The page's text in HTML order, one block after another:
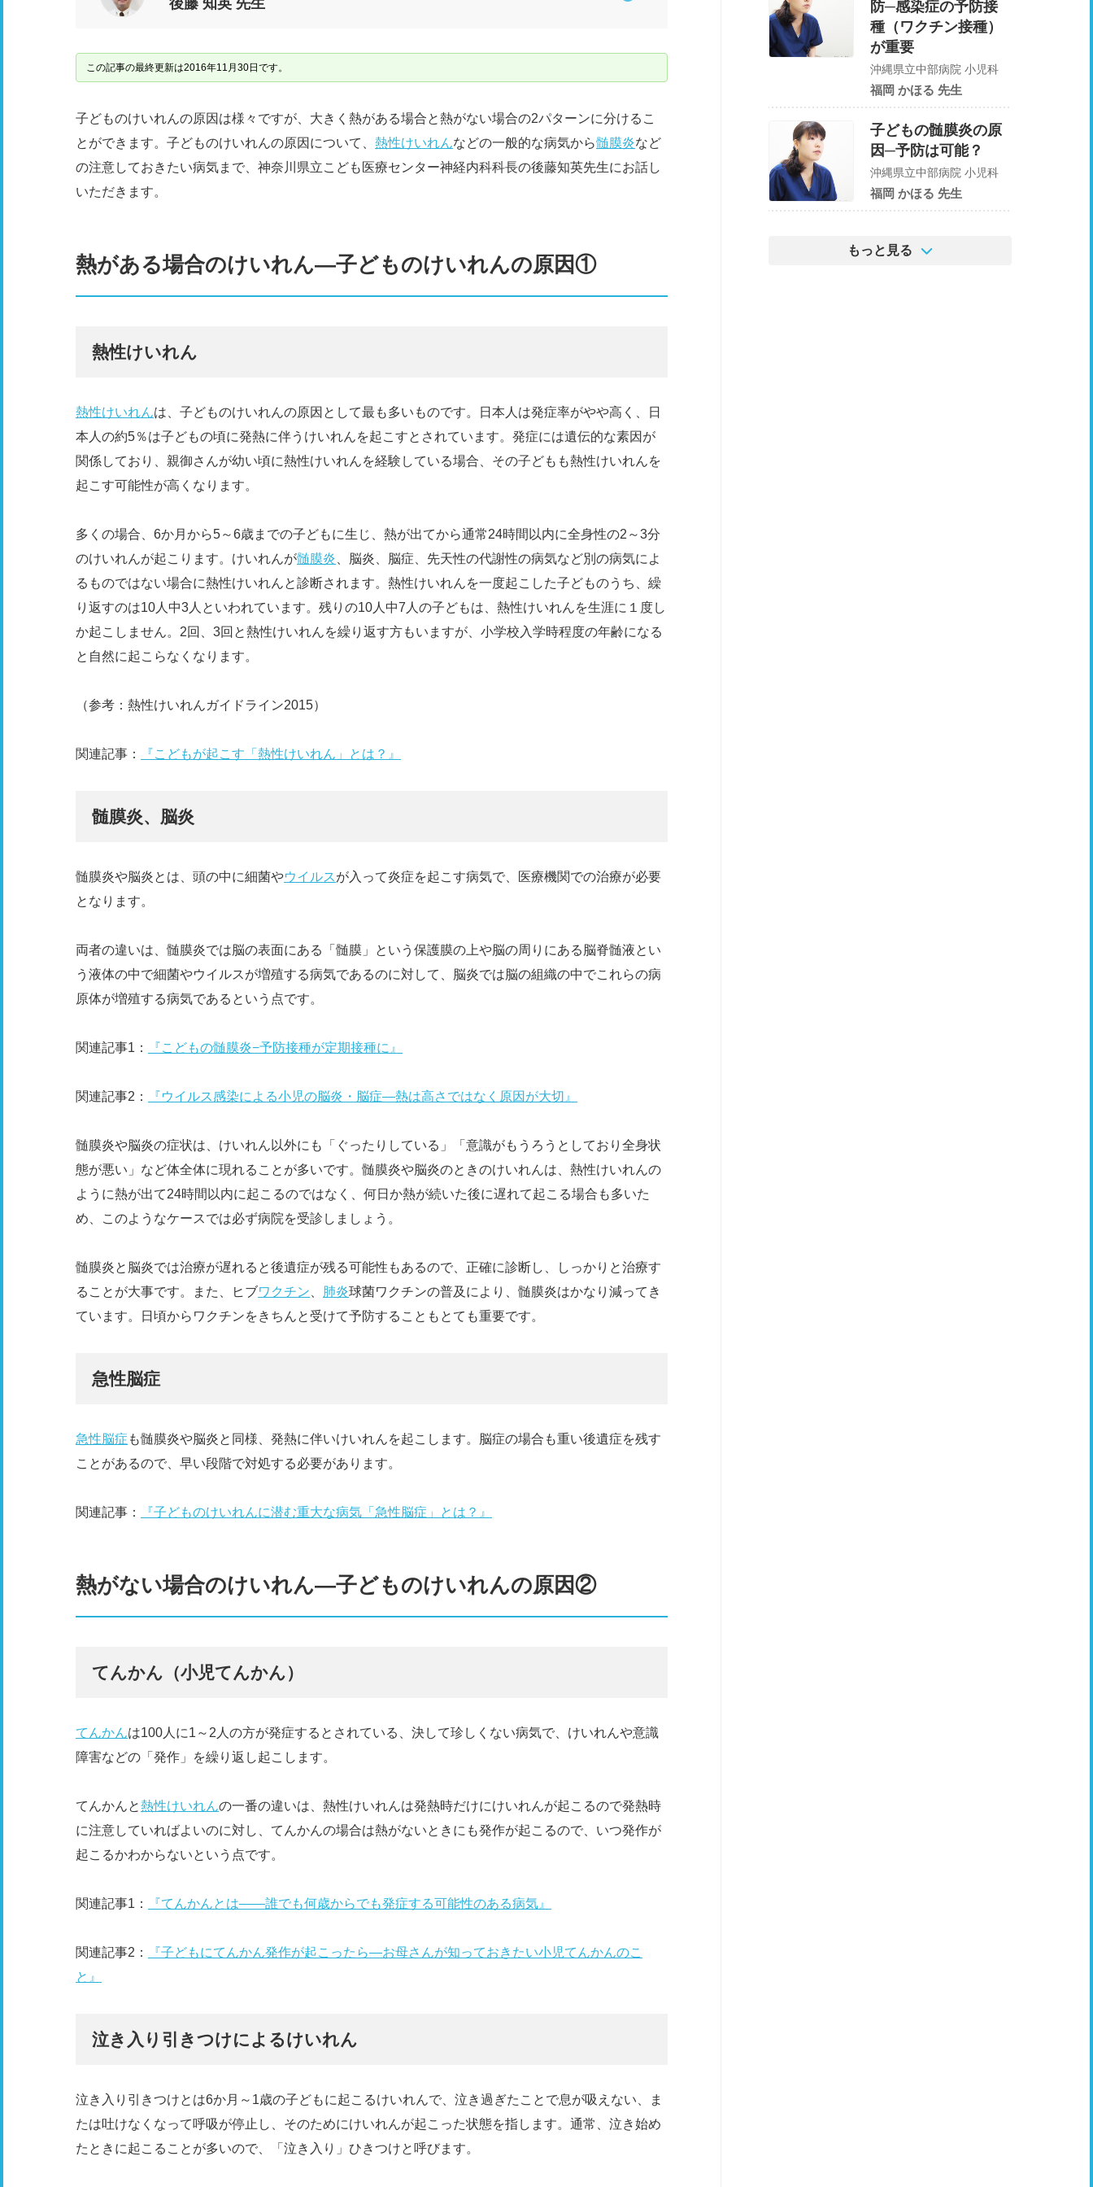
後藤 知英 先生
この記事の最終更新は2016年11月30日です。
子どものけいれんの原因は様々ですが、大きく熱がある場合と熱がない場合の2パターンに分けるこ
とができます。子どものけいれんの原因について、 熱性けいれんなどの一般的な病気から髄膜炎など
の注意しておきたい病気まで、神奈川県立こども医療センター神経内科科長の後藤知英先生にお話し
いただきます。
熱がある場合のけいれん―子どものけいれんの原因①
熱性けいれん
熱性けいれんは、子どものけいれんの原因として最も多いものです。日本人は発症率がやや高く、日
本人の約5％は子どもの頃に発熱に伴うけいれんを起こすとされています。発症には遺伝的な素因が
関係しており、親御さんが幼い頃に熱性けいれんを経験している場合、その子どもも熱性けいれんを
起こす可能性が高くなります。
多くの場合、6か月から5～6歳までの子どもに生じ、熱が出てから通常24時間以内に全身性の2～3分
のけいれんが起こります。けいれんが髄膜炎 、脳炎、脳症、先天性の代謝性の病気など別の病気によ
るものではない場合に熱性けいれんと診断されます。熱性けいれんを一度起こした子どものうち、繰
り返すのは10人中3人といわれています。残りの10人中7人の子どもは、熱性けいれんを生涯に１度し
か起こしません。2回、3回と熱性けいれんを繰り返す方もいますが、小学校入学時程度の年齢になる
と自然に起こらなくなります。
（参考：熱性けいれんガイドライン2015）
関連記事： 『こどもが起こす「熱性けいれん」とは？』
髄膜炎、脳炎
髄膜炎や脳炎とは、頭の中に細菌やウイルスが入って炎症を起こす病気で、医療機関での治療が必要
となります。
両者の違いは、髄膜炎では脳の表面にある「髄膜」という保護膜の上や脳の周りにある脳脊髄液とい
う液体の中で細菌やウイルスが増殖する病気であるのに対して、脳炎では脳の組織の中でこれらの病
原体が増殖する病気であるという点です。
関連記事1： 『こどもの髄膜炎−予防接種が定期接種に』
関連記事2： 『ウイルス感染による小児の脳炎・脳症―熱は高さではなく原因が大切』
髄膜炎や脳炎の症状は、けいれん以外にも「ぐったりしている」「意識がもうろうとしており全身状
態が悪い」など体全体に現れることが多いです。髄膜炎や脳炎のときのけいれんは、熱性けいれんの
ように熱が出て24時間以内に起こるのではなく、何日か熱が続いた後に遅れて起こる場合も多いた
め、このようなケースでは必ず病院を受診しましょう。
髄膜炎と脳炎では治療が遅れると後遺症が残る可能性もあるので、正確に診断し、しっかりと治療す
ることが大事です。また、ヒブワクチン 肺炎球菌ワクチンの普及により、髄膜炎はかなり減ってき
ています。日頃からワクチンをきちんと受けて予防することもとても重要です。
急性脳症
急性脳症 も髄膜炎や脳炎と同様、発熱に伴いけいれんを起こします。脳症の場合も重い後遺症を残す
ことがあるので、早い段階で対処する必要があります。
関連記事： 『子どものけいれんに潜む重大な病気「急性脳症」とは？』
熱がない場合のけいれん―子どものけいれんの原因②
てんかん（小児てんかん）
てんかんは100人に1～2人の方が発症するとされている、決して珍しくない病気で、けいれんや意識
障害などの「発作」を繰り返し起こします。
てんかんと熱性けいれんの一番の違いは、熱性けいれんは発熱時だけにけいれんが起こるので発熱時
に注意していればよいのに対し、てんかんの場合は熱がないときにも発作が起こるので、いつ発作が
起こるかわからないという点です。
関連記事1： 『てんかんとは――誰でも何歳からでも発症する可能性のある病気』
関連記事2：
『子どもにてんかん発作が起こったら―お母さんが知っておきたい小児てんかんのこ
と』
泣き入り引きつけによるけいれん
泣き入り引きつけとは6か月～1歳の子どもに起こるけいれんで、泣き過ぎたことで息が吸えない、ま
たは吐けなくなって呼吸が停止し、そのためにけいれんが起こった状態を指します。通常、泣き始め
たときに起こることが多いので、「泣き入り」ひきつけと呼びます。
防─感染症の予防接
種（ワクチン接種）
が重要
沖縄県立中部病院 小児科
福岡 かほる 先生
子どもの髄膜炎の原
因─予防は可能？
沖縄県立中部病院 小児科
福岡 かほる 先生
もっと見る